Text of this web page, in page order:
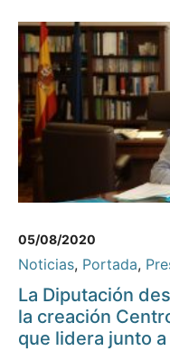
05/08/2020
Noticias, Portada,
La Diputación
la creación
que lidera junto a